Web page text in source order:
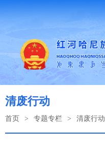
清废行动
首页 > 专题专栏 > 清废行动